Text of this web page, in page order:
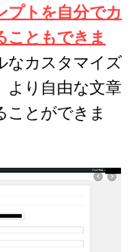
プトを自分でカ
ともできま
なカスタマイズ
より自由な文章
とができま